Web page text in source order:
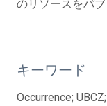
のリソースをパブ
キーワード
Occurrence;